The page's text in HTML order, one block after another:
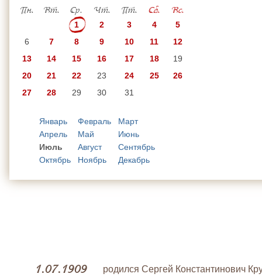
Пн. Вт. Ср. Чт. Пт. Сб. Вс.
1 2 3 4
5
6
7 8 9 10 11
12
13
14 15 16 17 18
19
20
21 22 23 24 25
26
27
28 29 30 31
Январь Февраль
Март
Апрель
Май
Июнь
Июль
Август
Сентябрь
Октябрь
Ноябрь Декабрь
1.07.1909 родился Сергей Константинович